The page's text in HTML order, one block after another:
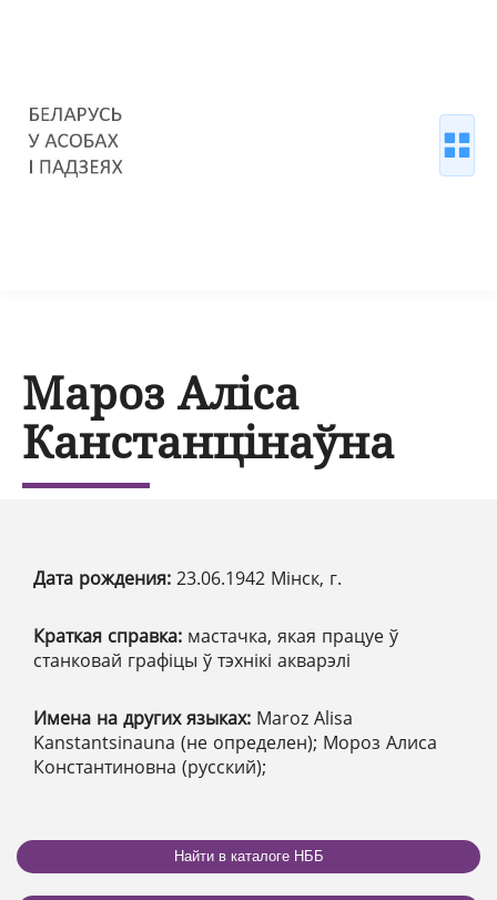
Мароз Аліса
Канстанцінаўна
Дата рождения: 23.06.1942 Мінск, г.
Краткая справка: мастачка, якая працуе ў
станковай графіцы ў тэхнікі акварэлі
Имена на других языках: Maroz Alisa
Kanstantsinauna (не определен); Мороз Алиса
Константиновна (русский);
Найти в каталоге НББ